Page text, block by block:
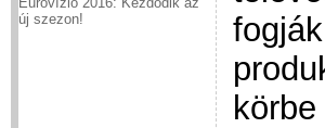
új szezon!